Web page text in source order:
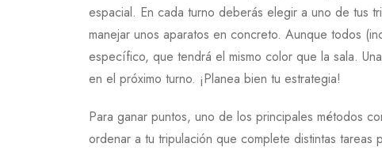
espacial. En cada turno deberás elegir a uno de tus
manejar unos aparatos en concreto. Aunque todos
específico, que tendrá el mismo color que la sala.
en el próximo turno. ¡Planea bien tu estrategia!
Para ganar puntos, uno de los principales métodos
ordenar a tu tripulación que complete distintas